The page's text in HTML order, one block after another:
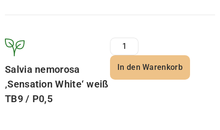
Salvia nemorosa
‚Sensation White‘ weiß
TB9 / P0,5
In den Warenkorb